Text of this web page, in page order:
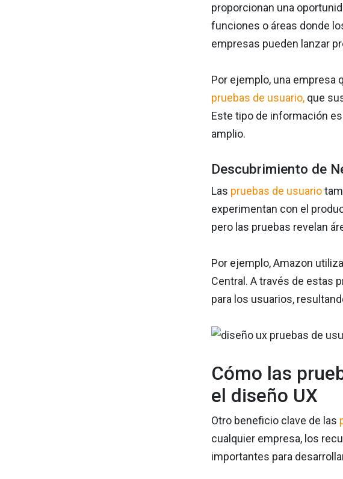
proporcionan una
funciones o áreas donde
empresas pueden lanzar
Por ejemplo, una empresa
pruebas de usuario, que
Este tipo de información
amplio.
Descubrimiento de
Las pruebas de usuario
experimentan con el
pero las pruebas revelan
Por ejemplo, Amazon
Central. A través de estas
para los usuarios,
Cómo las
el diseño UX
Otro beneficio clave de las
cualquier empresa, los
importantes para